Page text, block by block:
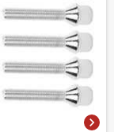
chevron_right